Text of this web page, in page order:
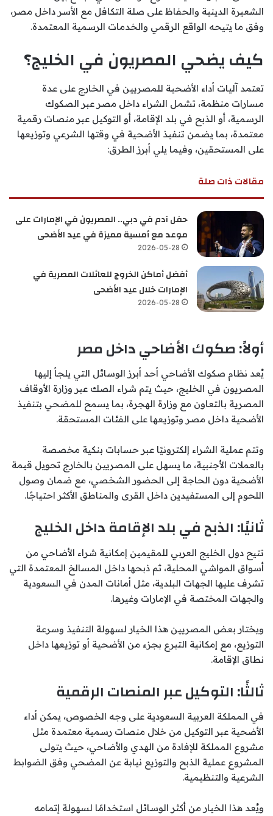
الشعيرة الدينية والحفاظ على صلة التكافل مع الأسر داخل مصر،
وفق ما يتيحه الواقع الرقمي والخدمات الرسمية المعتمدة.
كيف يضحي المصريون في الخليج؟
تعتمد آليات أداء الأضحية للمصريين في الخارج على عدة
مسارات منظمة، تشمل الشراء داخل مصر عبر الصكوك
الرسمية، أو الذبح في بلد الإقامة، أو التوكيل عبر منصات رقمية
معتمدة، بما يضمن تنفيذ الأضحية في وقتها الشرعي وتوزيعها
على المستحقين، وفيما يلي أبرز الطرق:
مقالات ذات صلة
حفل آدم في دبي.. المصريون في الإمارات على
موعد مع أمسية مميزة في عيد الأضحى
2026-05-28
أفضل أماكن الخروج للعائلات المصرية في
الإمارات خلال عيد الأضحى
2026-05-28
أولاً: صكوك الأضاحي داخل مصر
يُعد نظام صكوك الأضاحي أحد أبرز الوسائل التي يلجأ إليها
المصريون في الخليج، حيث يتم شراء الصك عبر وزارة الأوقاف
المصرية بالتعاون مع وزارة الهجرة، بما يسمح للمضحي بتنفيذ
الأضحية داخل مصر وتوزيعها على الفئات المستحقة.
وتتم عملية الشراء إلكترونيًا عبر حسابات بنكية مخصصة
بالعملات الأجنبية، ما يسهل على المصريين بالخارج تحويل قيمة
الأضحية دون الحاجة إلى الحضور الشخصي، مع ضمان وصول
اللحوم إلى المستفيدين داخل القرى والمناطق الأكثر احتياجًا.
ثانيًا: الذبح في بلد الإقامة داخل الخليج
تتيح دول الخليج العربي للمقيمين إمكانية شراء الأضاحي من
أسواق المواشي المحلية، ثم ذبحها داخل المسالخ المعتمدة التي
تشرف عليها الجهات البلدية، مثل أمانات المدن في السعودية
والجهات المختصة في الإمارات وغيرها.
ويختار بعض المصريين هذا الخيار لسهولة التنفيذ وسرعة
التوزيع، مع إمكانية التبرع بجزء من الأضحية أو توزيعها داخل
نطاق الإقامة.
ثالثًا: التوكيل عبر المنصات الرقمية
في المملكة العربية السعودية على وجه الخصوص، يمكن أداء
الأضحية عبر التوكيل من خلال منصات رسمية معتمدة مثل
مشروع المملكة للإفادة من الهدي والأضاحي، حيث يتولى
المشروع عملية الذبح والتوزيع نيابة عن المضحي وفق الضوابط
الشرعية والتنظيمية.
ويُعد هذا الخيار من أكثر الوسائل استخدامًا لسهولة إتمامه